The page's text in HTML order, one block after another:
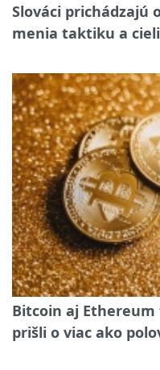
Slováci prichádzajú
menia taktiku a
Bitcoin aj
prišli o viac ako